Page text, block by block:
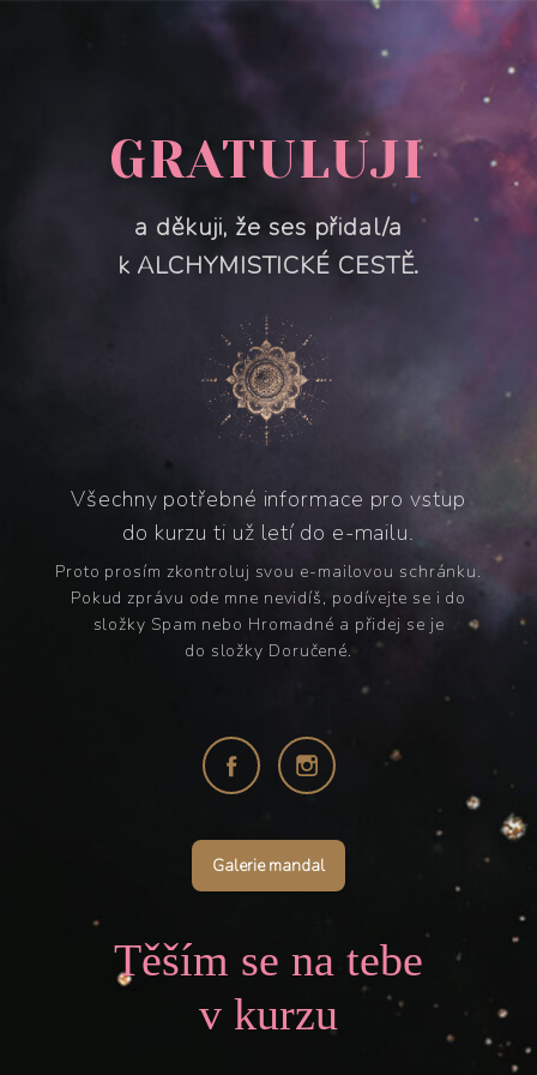
GRATULUJI
a děkuji, že ses přidal/a
k ALCHYMISTICKÉ CESTĚ.
Všechny potřebné informace pro vstup
do kurzu ti už letí do e-mailu.
Proto prosím zkontroluj svou e-mailovou schránku.
Pokud zprávu ode mne nevidíš, podívejte se i do
složky Spam nebo Hromadné a přidej se je
do složky Doručené.
Galerie mandal
Těším se na tebe
v kurzu